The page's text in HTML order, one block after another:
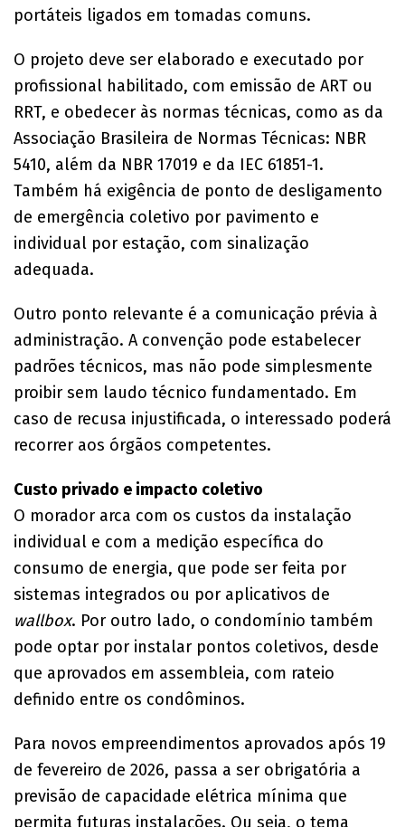
portáteis ligados em tomadas comuns.
O projeto deve ser elaborado e executado por
profissional habilitado, com emissão de ART ou
RRT, e obedecer às normas técnicas, como as da
Associação Brasileira de Normas Técnicas: NBR
5410, além da NBR 17019 e da IEC 61851-1.
Também há exigência de ponto de desligamento
de emergência coletivo por pavimento e
individual por estação, com sinalização
adequada.
Outro ponto relevante é a comunicação prévia à
administração. A convenção pode estabelecer
padrões técnicos, mas não pode simplesmente
proibir sem laudo técnico fundamentado. Em
caso de recusa injustificada, o interessado poderá
recorrer aos órgãos competentes.
Custo privado e impacto coletivo
O morador arca com os custos da instalação
individual e com a medição específica do
consumo de energia, que pode ser feita por
sistemas integrados ou por aplicativos de
wallbox. Por outro lado, o condomínio também
pode optar por instalar pontos coletivos, desde
que aprovados em assembleia, com rateio
definido entre os condôminos.
Para novos empreendimentos aprovados após 19
de fevereiro de 2026, passa a ser obrigatória a
previsão de capacidade elétrica mínima que
permita futuras instalações. Ou seja, o tema